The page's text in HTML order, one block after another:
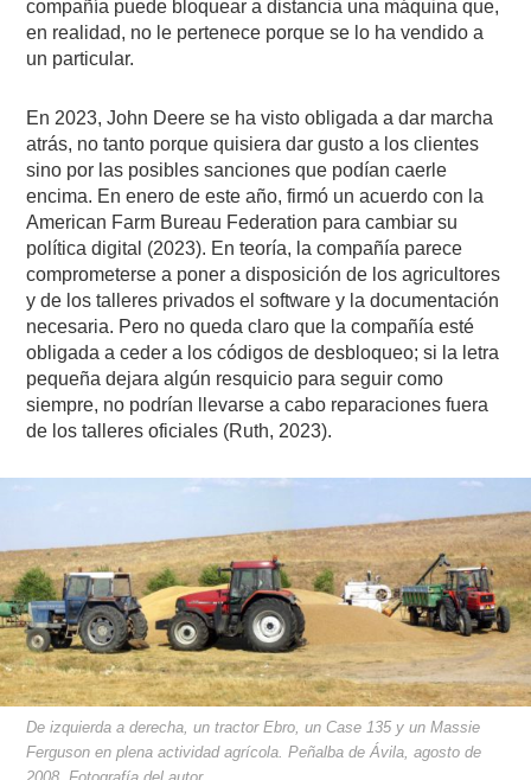
compañía puede bloquear a distancia una máquina que,
en realidad, no le pertenece porque se lo ha vendido a
un particular.
En 2023, John Deere se ha visto obligada a dar marcha
atrás, no tanto porque quisiera dar gusto a los clientes
sino por las posibles sanciones que podían caerle
encima. En enero de este año, firmó un acuerdo con la
American Farm Bureau Federation para cambiar su
política digital (2023). En teoría, la compañía parece
comprometerse a poner a disposición de los agricultores
y de los talleres privados el software y la documentación
necesaria. Pero no queda claro que la compañía esté
obligada a ceder a los códigos de desbloqueo; si la letra
pequeña dejara algún resquicio para seguir como
siempre, no podrían llevarse a cabo reparaciones fuera
de los talleres oficiales (Ruth, 2023).
De izquierda a derecha, un tractor Ebro, un Case 135 y un Massie
Ferguson en plena actividad agrícola. Peñalba de Ávila, agosto de